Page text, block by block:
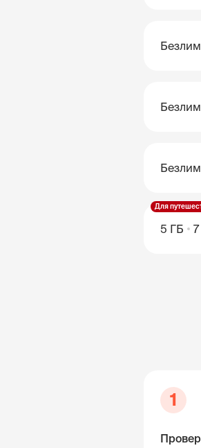
Для
5 ГБ
1